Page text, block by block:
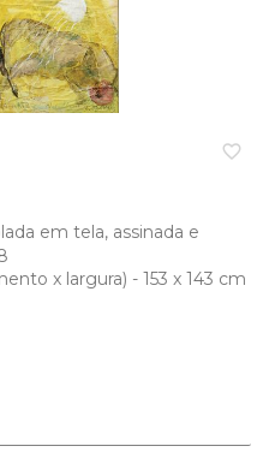
favorite_border
em tela, assinada e
x largura) - 153 x 143 cm